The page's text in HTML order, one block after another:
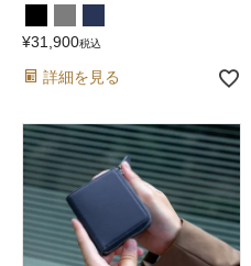
¥31,900税込
詳細を見る